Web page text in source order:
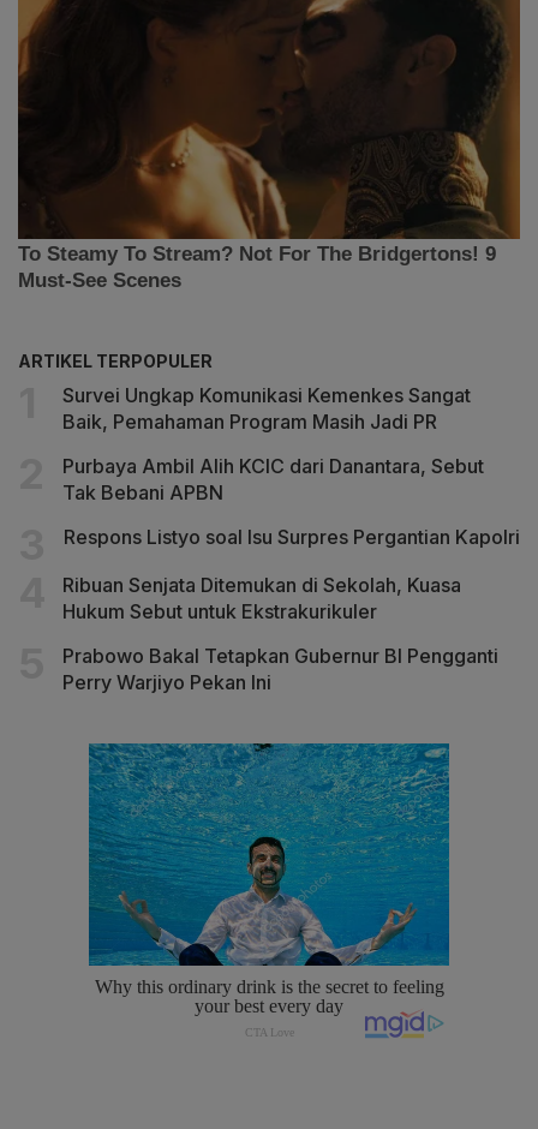
ARTIKEL TERPOPULER
Survei Ungkap Komunikasi Kemenkes Sangat
Baik, Pemahaman Program Masih Jadi PR
Purbaya Ambil Alih KCIC dari Danantara, Sebut
Tak Bebani APBN
Respons Listyo soal Isu Surpres Pergantian Kapolri
Ribuan Senjata Ditemukan di Sekolah, Kuasa
Hukum Sebut untuk Ekstrakurikuler
Prabowo Bakal Tetapkan Gubernur BI Pengganti
Perry Warjiyo Pekan Ini